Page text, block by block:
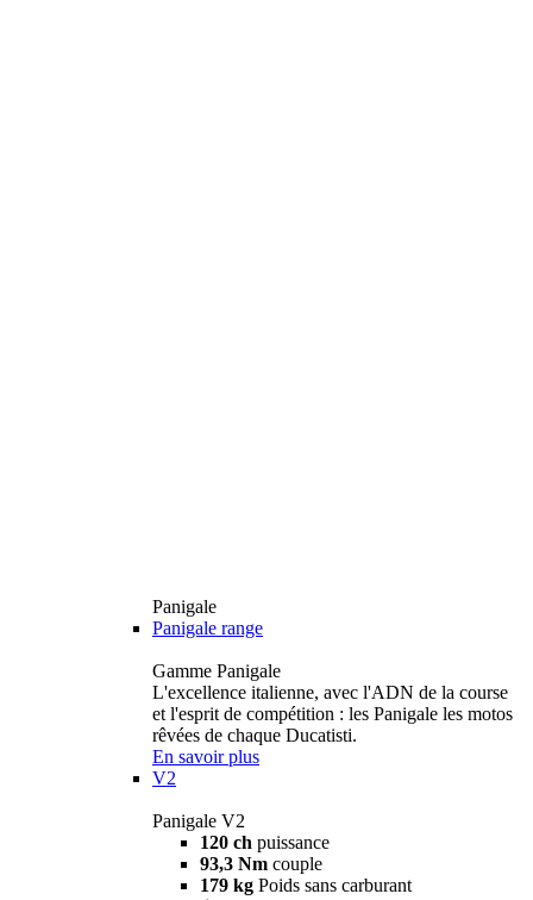
Panigale
Panigale range
Gamme Panigale
L'excellence italienne, avec l'ADN de la course
et l'esprit de compétition : les Panigale les motos
rêvées de chaque Ducatisti.
En savoir plus
V2
Panigale V2
120 ch puissance
93,3 Nm couple
179 kg Poids sans carburant